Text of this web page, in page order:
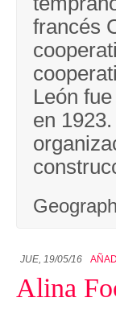
francés
León
en
JUE, 19/05/16
Alina